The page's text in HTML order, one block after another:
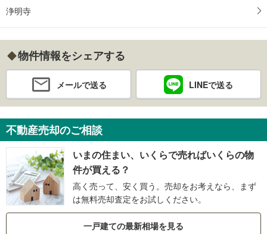
浄明寺
物件情報をシェアする
メールで送る LINEで送る
不動産売却のご相談
いまの住まい、いくらで売ればいくらの物
件が買える？
高く売って、安く買う。売却をお考えなら、まず
は無料売却査定をお試しください。
一戸建ての最新相場を見る